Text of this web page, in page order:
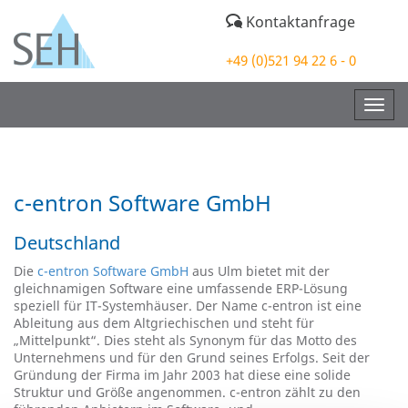
Kontaktanfrage
+49 (0)521 94 22 6 - 0
c-entron Software GmbH
Deutschland
Die c-entron Software GmbH aus Ulm bietet mit der
gleichnamigen Software eine umfassende ERP-Lösung
speziell für IT-Systemhäuser. Der Name c-entron ist eine
Ableitung aus dem Altgriechischen und steht für
„Mittelpunkt“. Dies steht als Synonym für das Motto des
Unternehmens und für den Grund seines Erfolgs. Seit der
Gründung der Firma im Jahr 2003 hat diese eine solide
Struktur und Größe angenommen. c-entron zählt zu den